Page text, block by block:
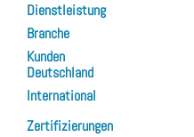
Dienstleistung
Branche
Kunden
Deutschland
International
Zertifizierungen